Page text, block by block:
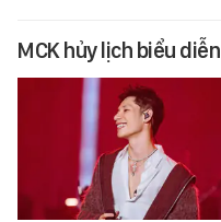
MCK hủy lịch biểu diễn